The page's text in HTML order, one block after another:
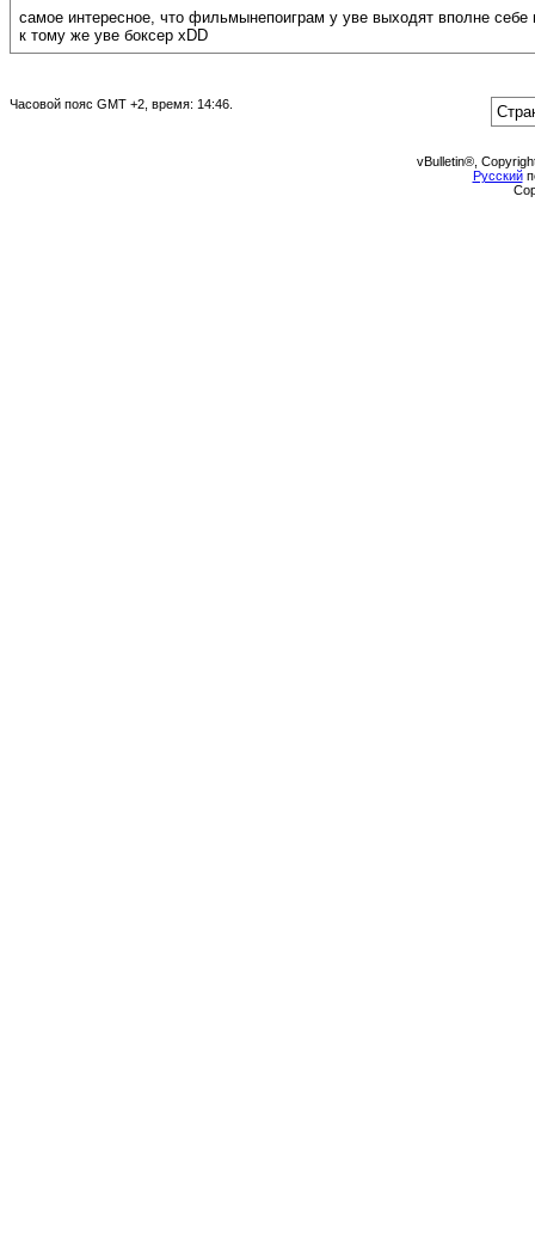
самое интересное, что фильмынепоиграм у уве выходят вполне себе
к тому же уве боксер xDD
Часовой пояс GMT +2, время: 14:46
vBulletin®,
Русский